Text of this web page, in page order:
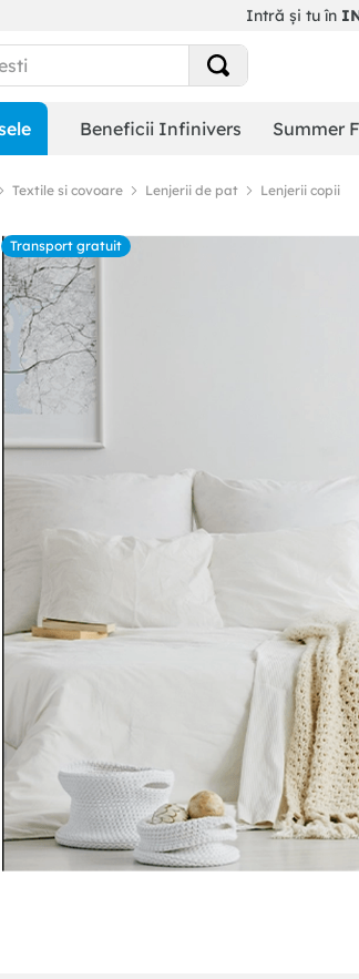
Intră și tu în
Beneficii Infinivers Summer
Textile si covoare Lenjerii de pat Lenjerii copii
Transport gratuit